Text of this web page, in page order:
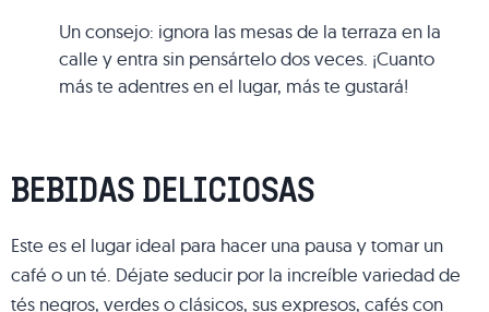
Un consejo: ignora las mesas de la terraza en la
calle y entra sin pensártelo dos veces. ¡Cuanto
más te adentres en el lugar, más te gustará!
BEBIDAS DELICIOSAS
Este es el lugar ideal para hacer una pausa y tomar un
café o un té. Déjate seducir por la increíble variedad de
tés negros, verdes o clásicos, sus expresos, cafés con